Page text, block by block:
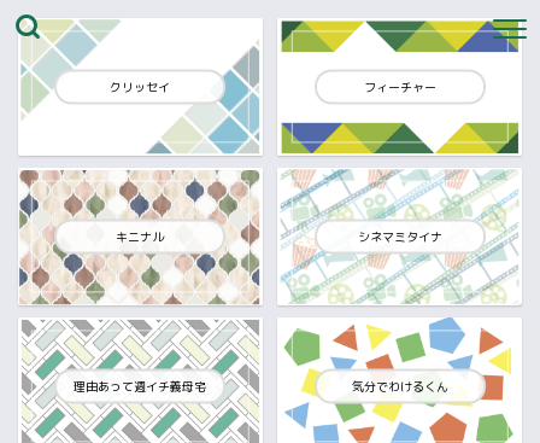
クリッセイ フィーチャー
キニナル シネマミタイナ
理由あって週イチ義母宅 気分でわけるくん